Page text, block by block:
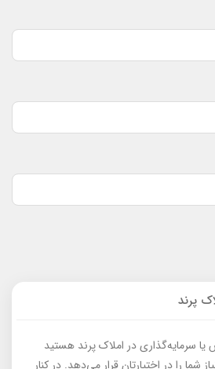
پرند
یا سرمایه‌گذاری در املاک پرند هستید
شما را در اختیارتان قرار می‌دهد. در کنار